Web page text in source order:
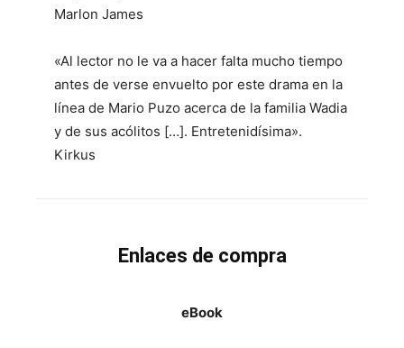
Marlon James
«Al lector no le va a hacer falta mucho tiempo
antes de verse envuelto por este drama en la
línea de Mario Puzo acerca de la familia Wadia
y de sus acólitos […]. Entretenidísima».
Kirkus
Enlaces de compra
eBook